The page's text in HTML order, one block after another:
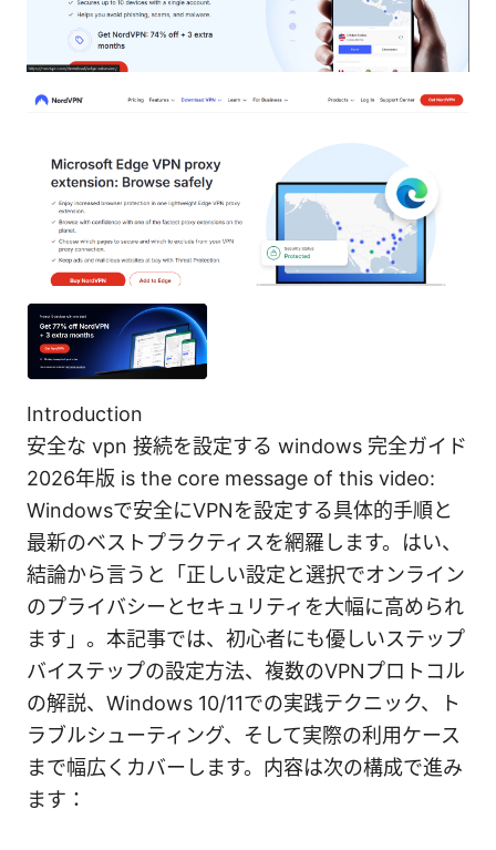
Introduction
安全な vpn 接続を設定する windows 完全ガイド
2026年版 is the core message of this video:
Windowsで安全にVPNを設定する具体的手順と
最新のベストプラクティスを網羅します。はい、
結論から言うと「正しい設定と選択でオンライン
のプライバシーとセキュリティを大幅に高められ
ます」。本記事では、初心者にも優しいステップ
バイステップの設定方法、複数のVPNプロトコル
の解説、Windows 10/11での実践テクニック、ト
ラブルシューティング、そして実際の利用ケース
まで幅広くカバーします。内容は次の構成で進み
ます：